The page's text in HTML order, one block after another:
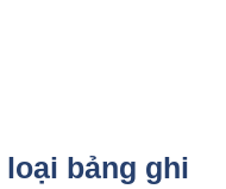
bảng ghi